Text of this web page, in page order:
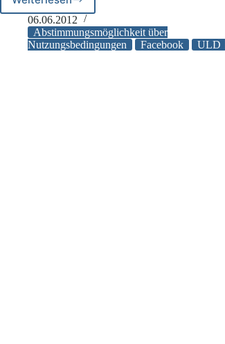
ULD:
Inszenierte
Abstimmung
bei
06.06.2012
Abstimmungsmöglichkeit über
Nutzungsbedingungen
Facebook ULD